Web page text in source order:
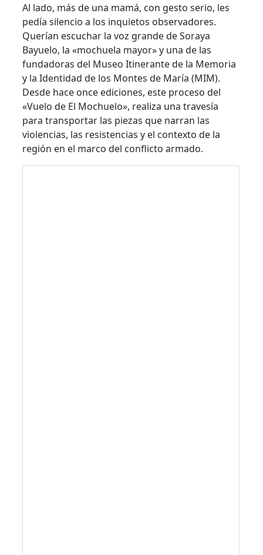
Al lado, más de una mamá, con gesto serio, les
pedía silencio a los inquietos observadores.
Querían escuchar la voz grande de Soraya
Bayuelo, la «mochuela mayor» y una de las
fundadoras del Museo Itinerante de la Memoria
y la Identidad de los Montes de María (MIM).
Desde hace once ediciones, este proceso del
«Vuelo de El Mochuelo», realiza una travesía
para transportar las piezas que narran las
violencias, las resistencias y el contexto de la
región en el marco del conflicto armado.